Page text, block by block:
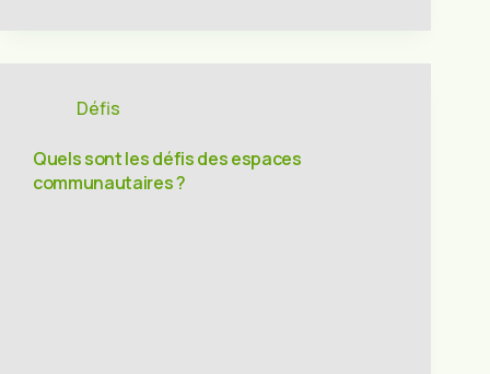
Défis
Quels sont les défis des espaces
communautaires ?